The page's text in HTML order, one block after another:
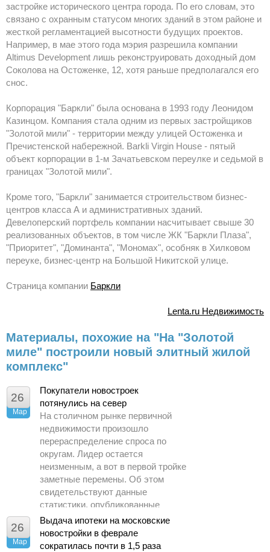
застройке исторического центра города. По его словам, это
связано с охранным статусом многих зданий в этом районе и
жесткой регламентацией высотности будущих проектов.
Например, в мае этого года мэрия разрешила компании
Altimus Development лишь реконструировать доходный дом
Соколова на Остоженке, 12, хотя раньше предполагался его
снос.
Корпорация "Баркли" была основана в 1993 году Леонидом
Казинцом. Компания стала одним из первых застройщиков
"Золотой мили" - территории между улицей Остоженка и
Пречистенской набережной. Barkli Virgin House - пятый
объект корпорации в 1-м Зачатьевском переулке и седьмой в
границах "Золотой мили".
Кроме того, "Баркли" занимается строительством бизнес-
центров класса А и административных зданий.
Девелоперский портфель компании насчитывает свыше 30
реализованных объектов, в том числе ЖК "Баркли Плаза",
"Приоритет", "Доминанта", "Мономах", особняк в Хилковом
переуке, бизнес-центр на Большой Никитской улице.
Страница компании Баркли
Lenta.ru Недвижимость
Материалы, похожие на "На "Золотой
миле" построили новый элитный жилой
комплекс"
26
Мар
Покупатели новостроек
потянулись на север
На столичном рынке первичной
недвижимости произошло
перераспределение спроса по
округам. Лидер остается
неизменным, а вот в первой тройке
заметные перемены. Об этом
свидетельствуют данные
статистики, опубликованные
Управлением Росреестра по
Москве.
26
Мар
Выдача ипотеки на московские
новостройки в феврале
сократилась почти в 1,5 раза